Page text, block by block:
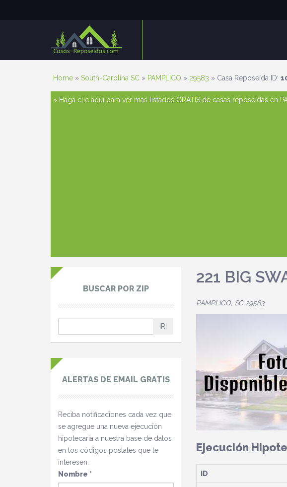
Home » South-Carolina SC » PAMPLICO » 29583 » Casa Reposeída ID:
» Haga clic aquí para ver más listados GRATIS de casas reposeídas en
221 BIG
PAMPLICO, SC 29583
Ejecución
ID
BUSCAR POR ZIP
IR!
ALERTAS DE EMAIL GRATIS
Reciba notificaciones cada vez que
se agregue una nueva ejecución
hipotecaria a nuestra base de datos
en los códigos postales que le
interesen.
Nombre *